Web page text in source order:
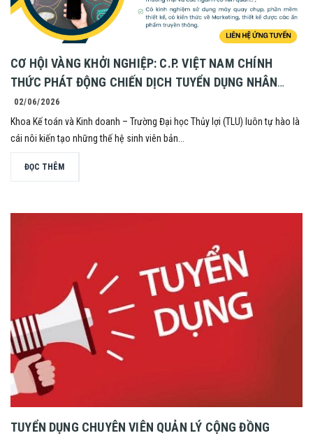
CƠ HỘI VÀNG KHỞI NGHIỆP: C.P. VIỆT NAM CHÍNH
THỨC PHÁT ĐỘNG CHIẾN DỊCH TUYỂN DỤNG NHÂN
VIÊN MARKETING ĐỒNG HÀNH CÙNG KHOA KK
02/06/2026
Khoa Kế toán và Kinh doanh – Trường Đại học Thủy lợi (TLU) luôn tự hào là
cái nôi kiến tạo những thế hệ sinh viên bản...
ĐỌC THÊM
TUYỂN DỤNG CHUYÊN VIÊN QUẢN LÝ CỘNG ĐỒNG